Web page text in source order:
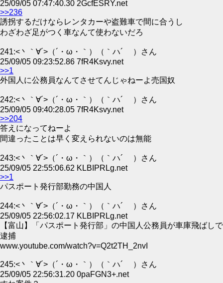
25/09/05 07:47:40.30 2GcfESRY.net
>>236
誘拐するだけならレンタカーや盗難車で間に合うし
わざわざ足がつく車なんて使わないだろ
241:<丶｀∀´>（´・ω・｀）（｀ハ´ ）さん
25/09/05 09:23:52.86 7fR4Ksvy.net
>>1
外国人に公務員なんてさせてんじゃねーよ売国奴
242:<丶｀∀´>（´・ω・｀）（｀ハ´ ）さん
25/09/05 09:40:28.05 7fR4Ksvy.net
>>204
答えになってねーよ
間違ったことは早く変えられないのは無能
243:<丶｀∀´>（´・ω・｀）（｀ハ´ ）さん
25/09/05 22:55:06.62 KLBIPRLg.net
>>1
パスポート発行部勤務の中国人
244:<丶｀∀´>（´・ω・｀）（｀ハ´ ）さん
25/09/05 22:56:02.17 KLBIPRLg.net
【富山】「パスポート発行部」の中国人公務員が車庫飛ばしで
逮捕
www.youtube.com/watch?v=Q2t2TH_2nvI
245:<丶｀∀´>（´・ω・｀）（｀ハ´ ）さん
25/09/05 22:56:31.20 0paFGN3+.net